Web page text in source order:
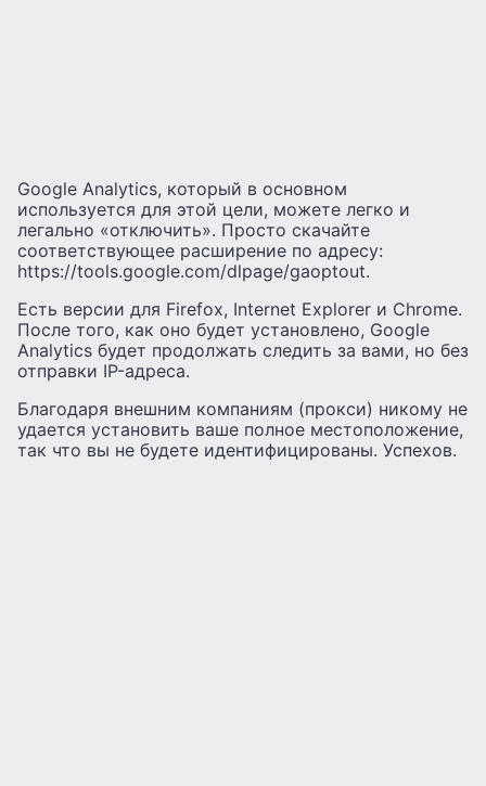
Google Analytics, который в основном
используется для этой цели, можете легко и
легально «отключить». Просто скачайте
соответствующее расширение по адресу:
https://tools.google.com/dlpage/gaoptout.
Есть версии для Firefox, Internet Explorer и Chrome.
После того, как оно будет установлено, Google
Analytics будет продолжать следить за вами, но без
отправки IP-адреса.
Благодаря внешним компаниям (прокси) никому не
удается установить ваше полное местоположение,
так что вы не будете идентифицированы. Успехов.